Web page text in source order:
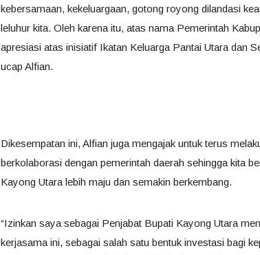
kebersamaan, kekeluargaan, gotong royong dilandasi
leluhur kita. Oleh karena itu, atas nama Pemerintah
apresiasi atas inisiatif Ikatan Keluarga Pantai Utara dan
ucap Alfian.
Dikesempatan ini, Alfian juga mengajak untuk terus
berkolaborasi dengan pemerintah daerah sehingga kita
Kayong Utara lebih maju dan semakin berkembang.
“Izinkan saya sebagai Penjabat Bupati Kayong Utara
kerjasama ini, sebagai salah satu bentuk investasi bagi